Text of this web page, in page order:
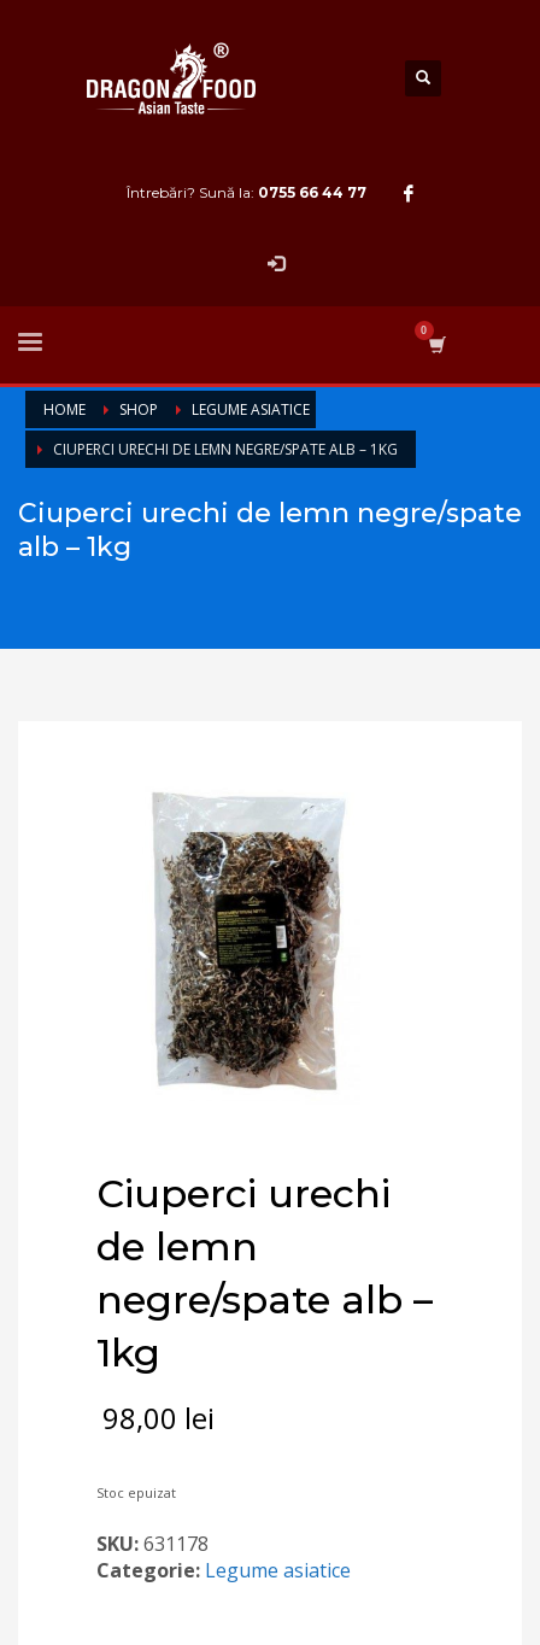
Întrebări? Sună la: 0755 66 44 77
HOME SHOP
LEGUME ASIATICE
CIUPERCI URECHI DE LEMN NEGRE/SPATE ALB – 1KG
Ciuperci urechi de lemn negre/spate
alb – 1kg
Ciuperci urechi
de lemn
negre/spate alb –
1kg
98,00 lei
Stoc epuizat
SKU:631178
Categorie: Legume asiatice